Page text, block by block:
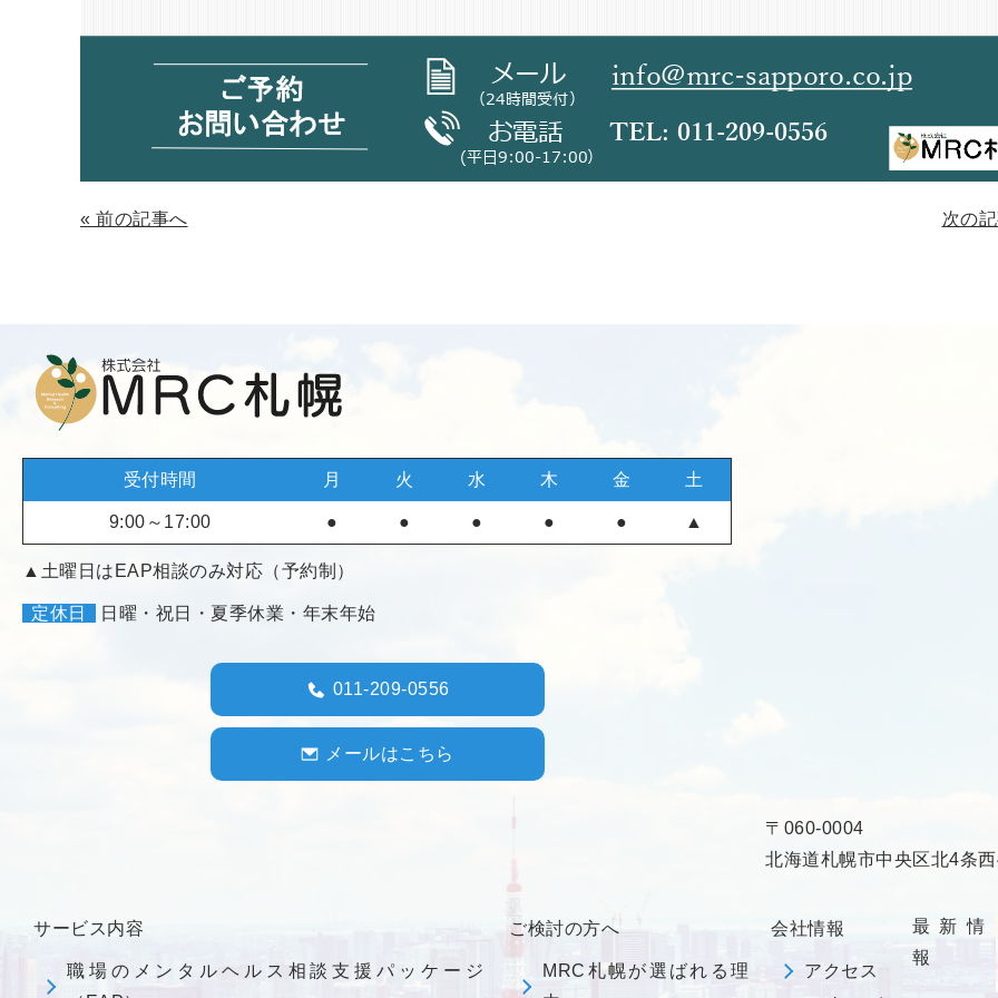
« 前の記事へ 次の
受付時間 月 火 水 木 金 土
9:00～17:00 ● ● ● ● ● ▲
▲土曜日はEAP相談のみ対応（予約制）
定休日 日曜・祝日・夏季休業・年末年始
011-209-0556
メールはこちら
〒060-0004
北海道札幌市中央区北4条
サービス内容
職場のメンタルヘルス相談支援パッケージ
ご検討の方へ
MRC札幌が選ばれる理
会社情報
アクセス
最新情
報